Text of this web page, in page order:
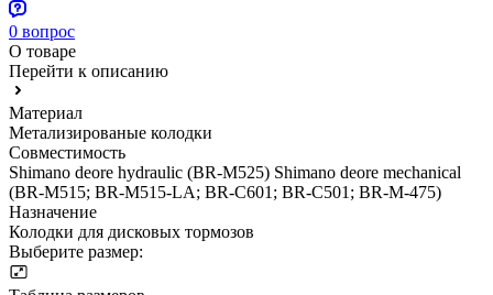
0 вопрос
О товаре
Перейти к описанию
Материал
Метализированые колодки
Совместимость
Shimano deore hydraulic (BR-M525) Shimano deore mechanical
(BR-M515; BR-M515-LA; BR-C601; BR-C501; BR-M-475)
Назначение
Колодки для дисковых тормозов
Выберите размер: